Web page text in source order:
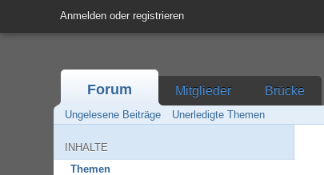
Anmelden oder registrieren
Forum Mitglieder Brücke
Ungelesene Beiträge Unerledigte Themen
INHALTE
Themen